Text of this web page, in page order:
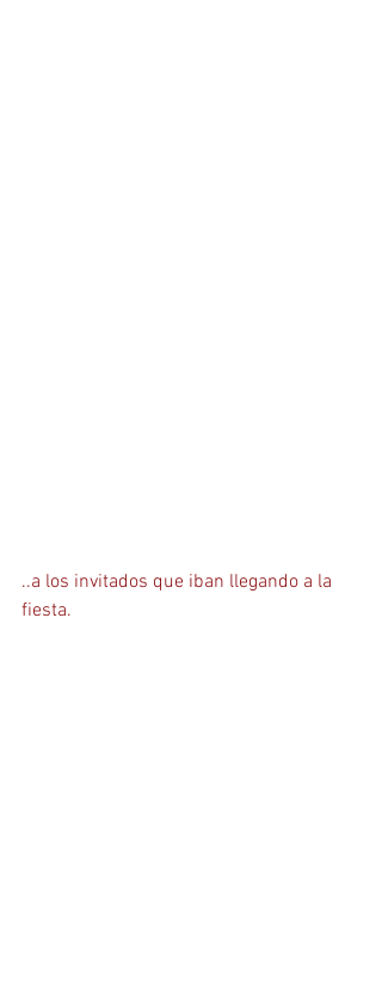
..a los invitados que iban llegando a la
fiesta.